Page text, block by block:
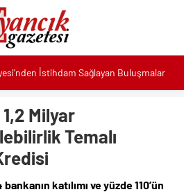
İstihdam Sağlayan Buluşmalar
çıkarması: “Halkımızın içinde,
eşitliği için atıldı
Bereketi
Milyar
Temalı
katılımı ve yüzde 110’ün